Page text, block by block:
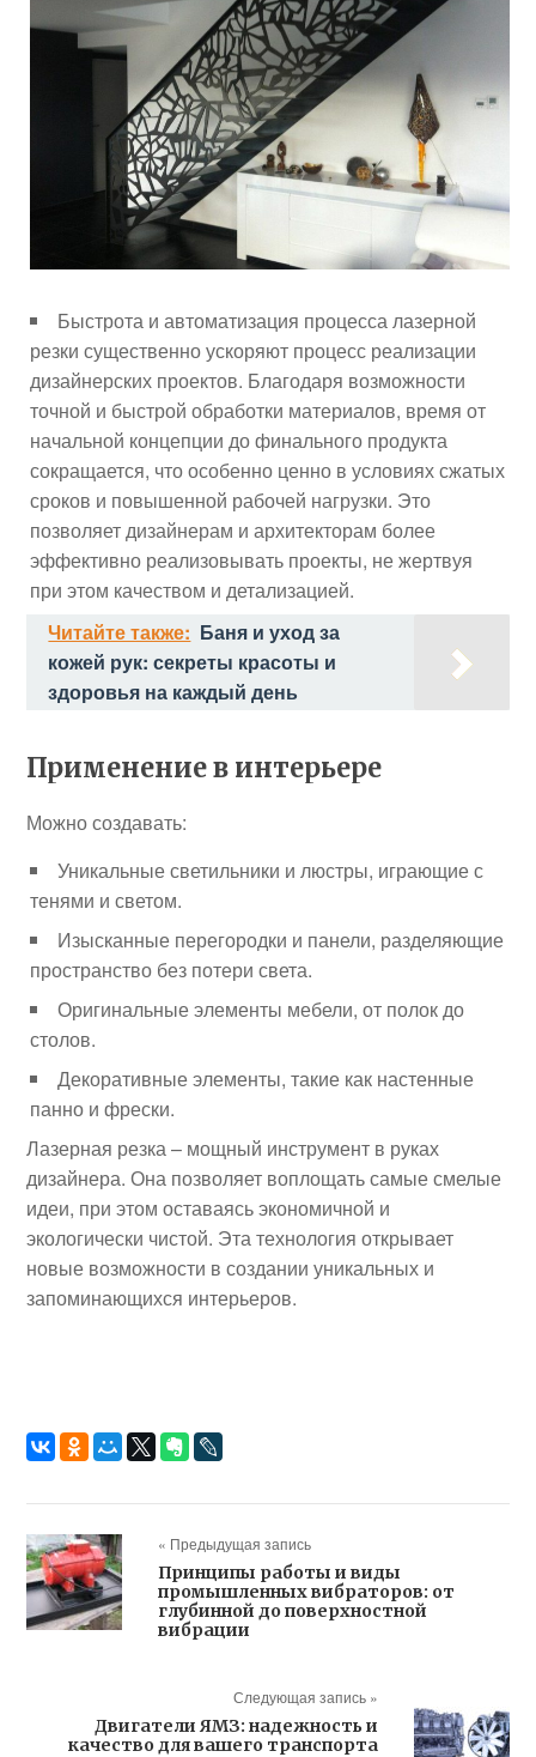
Быстрота и автоматизация процесса лазерной
резки существенно ускоряют процесс реализации
дизайнерских проектов. Благодаря возможности
точной и быстрой обработки материалов, время от
начальной концепции до финального продукта
сокращается, что особенно ценно в условиях сжатых
сроков и повышенной рабочей нагрузки. Это
позволяет дизайнерам и архитекторам более
эффективно реализовывать проекты, не жертвуя
при этом качеством и детализацией.
Читайте также: Баня и уход за
кожей рук: секреты красоты и
здоровья на каждый день
Применение в интерьере
Можно создавать:
Уникальные светильники и люстры, играющие с
тенями и светом.
Изысканные перегородки и панели, разделяющие
пространство без потери света.
Оригинальные элементы мебели, от полок до
столов.
Декоративные элементы, такие как настенные
панно и фрески.
Лазерная резка – мощный инструмент в руках
дизайнера. Она позволяет воплощать самые смелые
идеи, при этом оставаясь экономичной и
экологически чистой. Эта технология открывает
новые возможности в создании уникальных и
запоминающихся интерьеров.
« Предыдущая запись
Принципы работы и виды
промышленных вибраторов: от
глубинной до поверхностной
вибрации
Следующая запись »
Двигатели ЯМЗ: надежность и
качество для вашего транспорта